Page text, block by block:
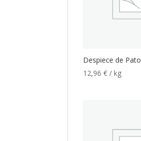
Despiece de Pato
12,96€ / kg